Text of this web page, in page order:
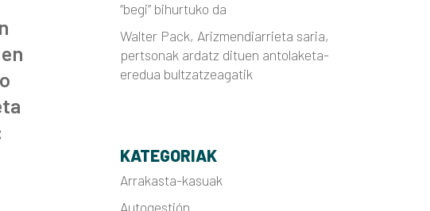
“begi” bihurtuko da
Walter Pack, Arizmendiarrieta saria,
pertsonak ardatz dituen antolaketa-
eredua bultzatzeagatik
KATEGORIAK
Arrakasta-kasuak
Autogestión